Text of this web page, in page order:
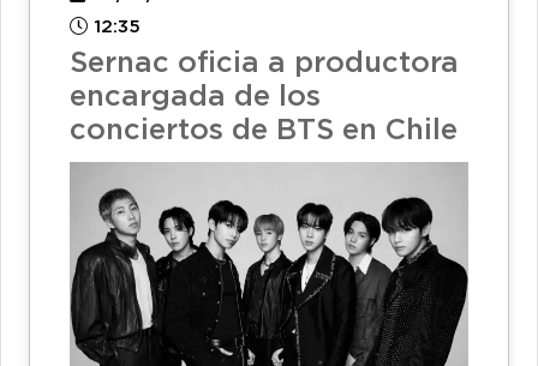
12:35
Sernac oficia a productora
encargada de los
conciertos de BTS en Chile